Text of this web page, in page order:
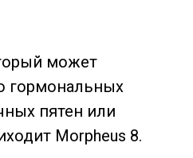
может
гормональных
пятен или
Morpheus 8.